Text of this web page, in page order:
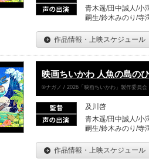
青木遥/田中誠人/小
嗣生/鈴木みのり/寺
作品情報・上映スケジュール
映画ちいかわ 人魚の島の
©ナガノ / 2026「映画ちいかわ」製作委員会
及川啓
青木遥/田中誠人/小
嗣生/鈴木みのり/寺
作品情報・上映スケジュール